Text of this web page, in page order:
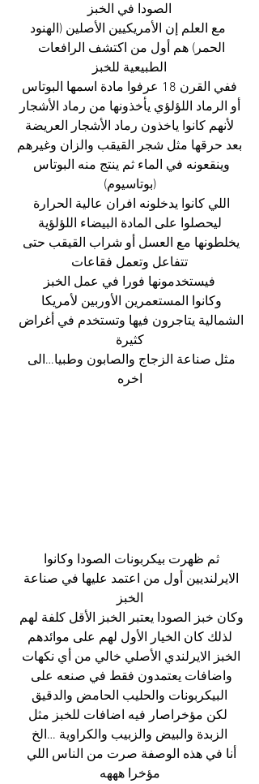
الصودا في الخبز
مع العلم إن الأمريكيين الأصلين (الهنود
الحمر) هم أول من اكتشف الرافعات
الطبيعية للخبز
ففي القرن 18 عرفوا مادة اسمها البوتاس
أو الرماد اللؤلؤي يأخذونها من رماد الأشجار
لأنهم كانوا ياخذون رماد الأشجار العريضة
بعد حرقها مثل شجر القيقب والزان وغيرهم
وينقعونه في الماء ثم ينتج منه البوتاس
(بوتاسيوم)
اللي كانوا يدخلونه افران عالية الحرارة
ليحصلوا على المادة البيضاء اللؤلؤية
يخلطونها مع العسل أو شراب القيقب حتى
تتفاعل وتعمل فقاعات
فيستخدمونها فورا في عمل الخبز
وكانوا المستعمرين الأوربين لأمريكا
الشمالية يتاجرون فيها وتستخدم في أغراض
كثيرة
مثل صناعة الزجاج والصابون وطبيا…الى
اخره
ثم ظهرت بيكربونات الصودا وكانوا
الايرلنديين أول من اعتمد عليها في صناعة
الخبز
وكان خبز الصودا يعتبر الخبز الأقل كلفة لهم
لذلك كان الخيار الأول لهم على موائدهم
الخبز الايرلندي الأصلي خالي من أي نكهات
واضافات يعتمدون فقط في صنعه على
البيكربونات والحليب الحامض والدقيق
لكن مؤخراصار فيه اضافات للخبز مثل
الزبدة والبيض والزبيب والكراوية …الخ
أنا في هذه الوصفة صرت من الناس اللي
مؤخرا هههه